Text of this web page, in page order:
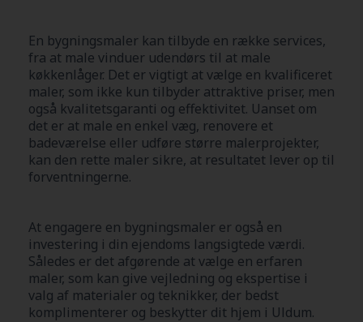
En bygningsmaler kan tilbyde en række services,
fra at male vinduer udendørs til at male
køkkenlåger. Det er vigtigt at vælge en kvalificeret
maler, som ikke kun tilbyder attraktive priser, men
også kvalitetsgaranti og effektivitet. Uanset om
det er at male en enkel væg, renovere et
badeværelse eller udføre større malerprojekter,
kan den rette maler sikre, at resultatet lever op til
forventningerne.
At engagere en bygningsmaler er også en
investering i din ejendoms langsigtede værdi.
Således er det afgørende at vælge en erfaren
maler, som kan give vejledning og ekspertise i
valg af materialer og teknikker, der bedst
komplimenterer og beskytter dit hjem i Uldum.